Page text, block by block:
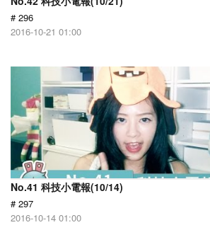
# 296
2016-10-21 01:00
No.41 科技小電報(10/14)
# 297
2016-10-14 01:00